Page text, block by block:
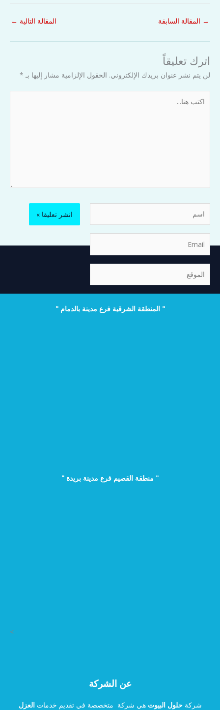
→ المقالة السابقة المقالة التالية ←
اترك تعليقاً
لن يتم نشر عنوان بريدك الإلكتروني. الحقول الإلزامية مشار إليها بـ *
هنا...
" المنطقة الشرقية فرع مدينة بالدمام "
" منطقة القصيم فرع مدينة بريدة "
>
عن الشركة
شركةحلول البيوت هي شركة متخصصة في تقديم خدماتالعزل